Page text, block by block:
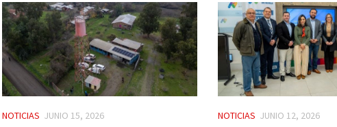
NOTICIAS JUNIO 15, 2026 NOTICIAS JUNIO 12, 2026